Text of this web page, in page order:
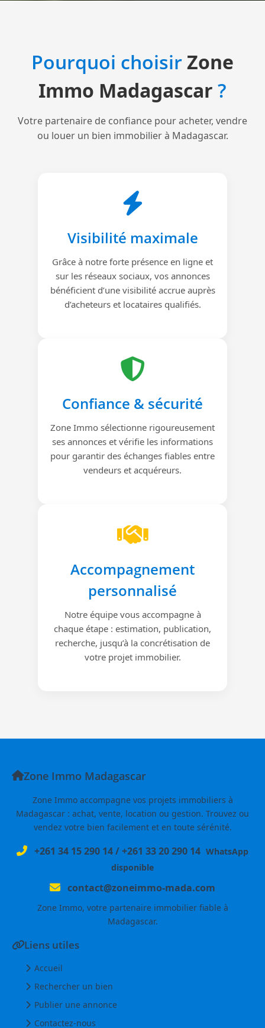
Pourquoi choisirZone
Immo Madagascar ?
Votre partenaire de confiance pour acheter, vendre
ou louer un bien immobilier à Madagascar.
Visibilité maximale
Grâce à notre forte présence en ligne et
sur les réseaux sociaux, vos annonces
bénéficient d’une visibilité accrue auprès
d’acheteurs et locataires qualifiés.
Confiance & sécurité
Zone Immo sélectionne rigoureusement
ses annonces et vérifie les informations
pour garantir des échanges fiables entre
vendeurs et acquéreurs.
Accompagnement
personnalisé
Notre équipe vous accompagne à
chaque étape : estimation, publication,
recherche, jusqu’à la concrétisation de
votre projet immobilier.
Zone Immo Madagascar
Zone Immo accompagne vos projets immobiliers à
Madagascar : achat, vente, location ou gestion. Trouvez ou
vendez votre bien facilement et en toute sérénité.
+261 34 15 290 14/+261 33 20 290 14 WhatsApp
disponible
contact@zoneimmo-mada.com
Zone Immo, votre partenaire immobilier fiable à
Madagascar.
Liens utiles
Accueil
Rechercher un bien
Publier une annonce
Contactez-nous